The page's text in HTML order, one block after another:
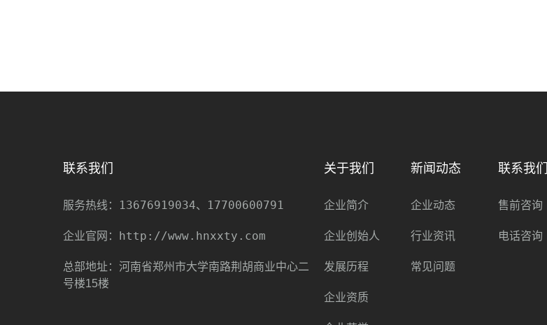
联系我们
服务热线： 13676919034、17700600791
企业官网： http://www.hnxxty.com
总部地址：河南省郑州市大学南路荆胡商业中心二
号楼15楼
关于我们
企业简介
企业创始人
发展历程
企业资质
新闻动态
企业动态
行业资讯
常见问题
联系我们
售前咨询
电话咨询